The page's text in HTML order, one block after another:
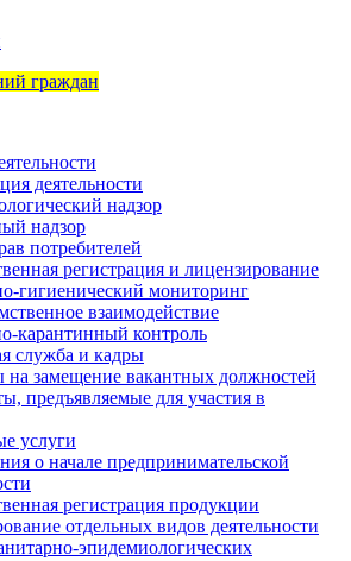
граждан
деятельности
надзор
надзор
потребителей
регистрация и лицензирование
гигиенический мониторинг
взаимодействие
карантинный контроль
служба и кадры
на замещение вакантных должностей
предъявляемые для участия в
услуги
о начале предпринимательской
регистрация продукции
отдельных видов деятельности
эпидемиологических